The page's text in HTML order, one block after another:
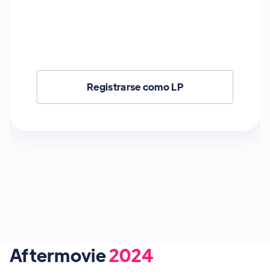
Registrarse como VC
Aftermovie2024